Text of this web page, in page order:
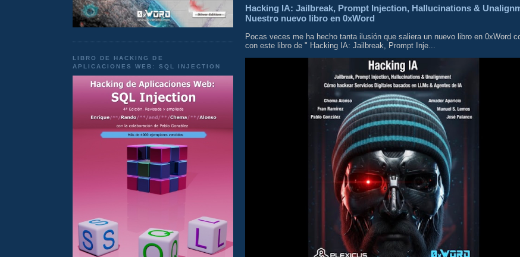
LIBRO DE HACKING DE
APLICACIONES WEB: SQL INJECTION
Hacking IA: Jailbreak, Prompt Injection, Hallucinations &
Nuestro nuevo libro en 0xWord
Pocas veces me ha hecho tanta ilusión que saliera un nuevo libro en 0xWord
con este libro de " Hacking IA: Jailbreak, Prompt Inje...